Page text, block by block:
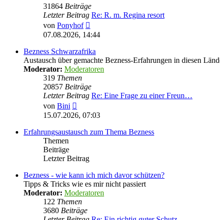
31864 Beiträge
Letzter Beitrag Re: R. m. Regina resort
von Ponyhof
Beitrag
07.08.2026, 14:44
Bezness Schwarzafrika
Austausch über gemachte Bezness-Erfahrungen in diesen
Moderator: Moderatoren
319 Themen
20857 Beiträge
Letzter Beitrag Re: Eine Frage zu einer Freun…
von Bini
Beitrag
15.07.2026, 07:03
Erfahrungsaustausch zum Thema Bezness
Themen
Beiträge
Letzter Beitrag
Bezness - wie kann ich mich davor schützen?
Tipps & Tricks wie es mir nicht passiert
Moderator: Moderatoren
122 Themen
3680 Beiträge